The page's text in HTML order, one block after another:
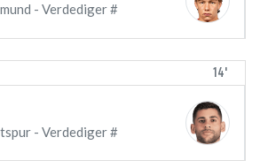
- Verdediger #
14'
- Verdediger #